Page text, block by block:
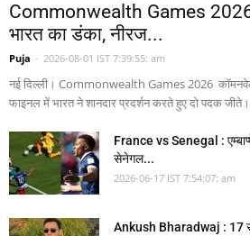
Commonwealth Games
भारत का डंका, नीरज...
Puja - 2026-08-01 IST 7:39:55: am
नई दिल्ली। Commonwealth Games 2026
फाइनल में भारत ने शानदार प्रदर्शन करते हुए दो पदक
France vs Senegal :
सेनेगल...
2026-06-17 IST 7:54:07: am
Ankush Bharadwaj : 17